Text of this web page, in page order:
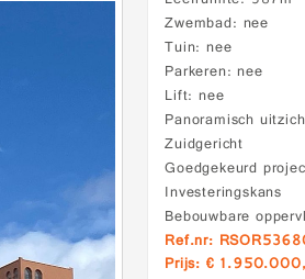
Zwembad nee
Tuin nee
Parkeren nee
Lift nee
Panoramisch
Zuidgericht
Goedgekeurd
Investeringskans
Bebouwbare
Ref.nr:
Prijs: €